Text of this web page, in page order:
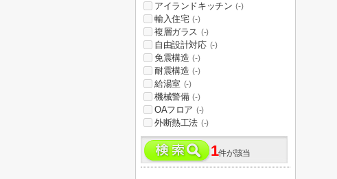
アイランドキッチン (-)
輸入住宅 (-)
複層ガラス (-)
自由設計対応 (-)
免震構造 (-)
耐震構造 (-)
給湯室 (-)
機械警備 (-)
OAフロア (-)
外断熱工法 (-)
1件が該当